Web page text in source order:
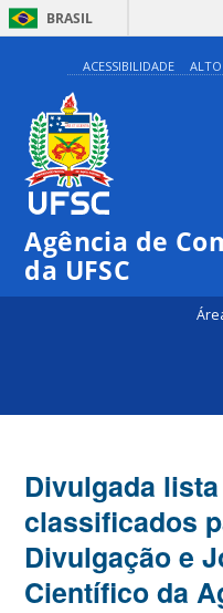
BRASIL
ACESSIBILIDADE
Agência de
da UFSC
Divulgada
classificados
Divulgação e
Científico da